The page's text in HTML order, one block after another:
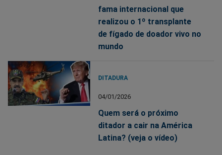
fama internacional que
realizou o 1º transplante
de fígado de doador vivo no
mundo
DITADURA
04/01/2026
Quem será o próximo
ditador a cair na América
Latina? (veja o vídeo)